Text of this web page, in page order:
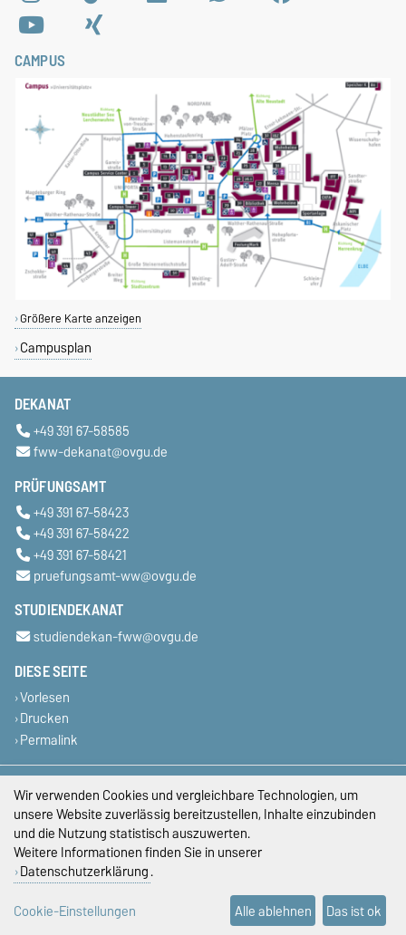
CAMPUS
Größere Karte anzeigen
Campusplan
DEKANAT
+49 391 67-58585
fww-dekanat@ovgu.de
PRÜFUNGSAMT
+49 391 67-58423
+49 391 67-58422
+49 391 67-58421
pruefungsamt-ww@ovgu.de
STUDIENDEKANAT
studiendekan-fww@ovgu.de
DIESE SEITE
Vorlesen
Drucken
Permalink
Impressum
Datenschutz
Barrierefreiheit
Cookie-Einstellungen
Wir verwenden Cookies und vergleichbare Technologien, um
unsere Website zuverlässig bereitzustellen, Inhalte einzubinden
und die Nutzung statistisch auszuwerten.
Weitere Informationen finden Sie in unserer
Datenschutzerklärung.
Cookie-Einstellungen
Alle ablehnen Das ist ok